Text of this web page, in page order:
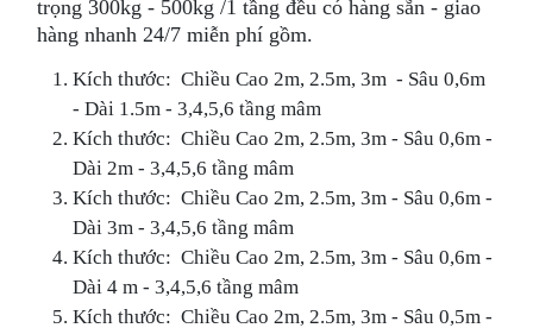
trọng 300kg - 500kg /1 tầng đều có hàng sẵn - giao
hàng nhanh 24/7 miễn phí gồm.
Kích thước: Chiều Cao 2m, 2.5m, 3m - Sâu 0,6m
- Dài 1.5m - 3,4,5,6 tầng mâm
Kích thước: Chiều Cao 2m, 2.5m, 3m - Sâu 0,6m -
Dài 2m - 3,4,5,6 tầng mâm
Kích thước: Chiều Cao 2m, 2.5m, 3m - Sâu 0,6m -
Dài 3m - 3,4,5,6 tầng mâm
Kích thước: Chiều Cao 2m, 2.5m, 3m - Sâu 0,6m -
Dài 4 m - 3,4,5,6 tầng mâm
Kích thước: Chiều Cao 2m, 2.5m, 3m - Sâu 0,5m -